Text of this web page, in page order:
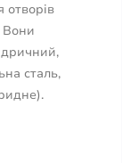
отворів
Вони
сталь,